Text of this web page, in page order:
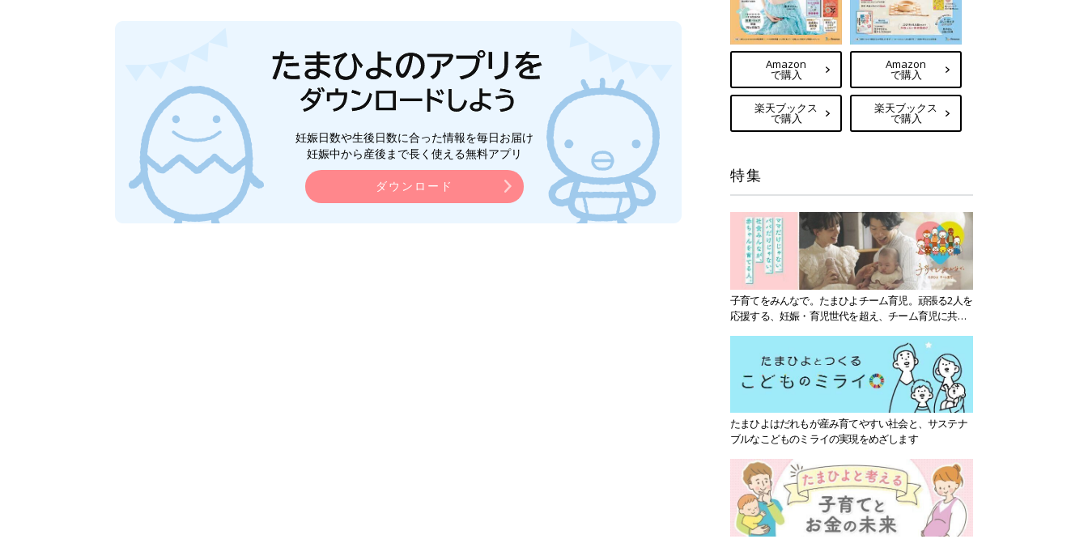
妊娠日数や生後日数に合った情報を毎日お届け
妊娠中から産後まで長く使える無料アプリ
ダウンロード
Amazon
で購入
楽天ブックス
で購入
Amazon
で購入
楽天ブックス
で購入
特集
子育てをみんなで。たまひよチーム育児。頑張る2人を
応援する、妊娠・育児世代を超え、チーム育児に共感
たまひよはだれもが産み育てやすい社会と、サステナ
ブルなこどものミライの実現をめざします